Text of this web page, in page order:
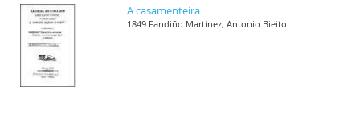
A casamenteira
1849 Fandiño Martínez, Antonio Bieito